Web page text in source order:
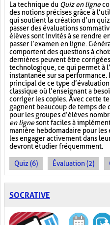
La technique du Quiz en ligne
des notions précises grâce à
qui soutient la création d’un
passer des évaluations
élèves sont invités à se rendre
passer l’examen en ligne.
comportent des questions à
dernières peuvent être
technologique, ce qui permet à
instantanée sur sa performance.
principal de ce type
classique où l’enseignant a
corriger les copies. Avec cette
gagnent beaucoup de temps de
pour les groupes d’élèves
en lignesont faciles à
manière hebdomadaire pour les
les engager activement dans
devront étudier fréquemment.
Quiz (6) Évaluation (2)
SOCRATIVE